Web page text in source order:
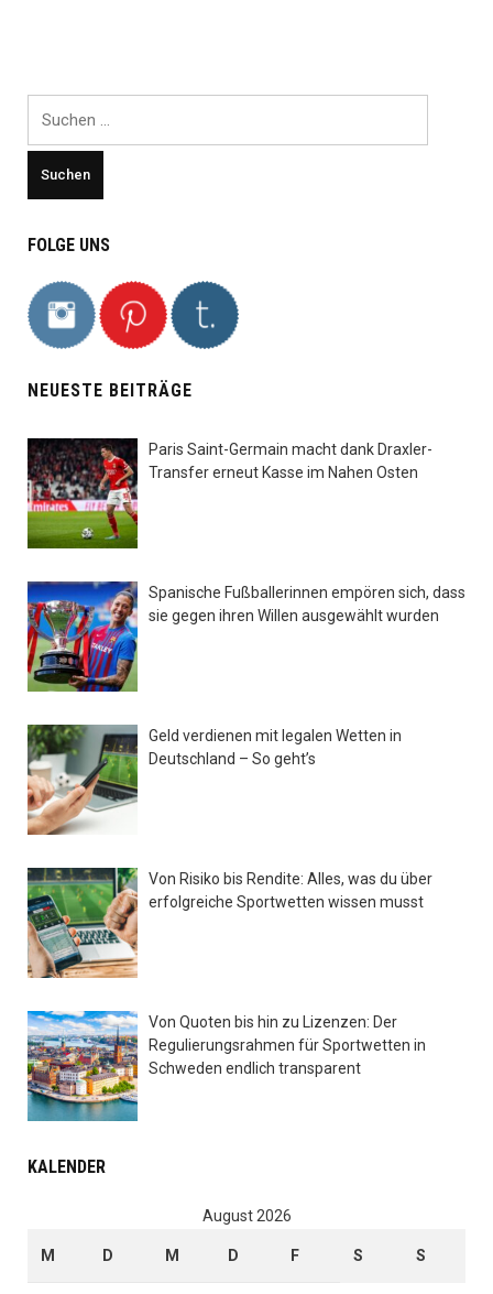
FOLGE UNS
NEUESTE BEITRÄGE
Paris Saint-Germain macht dank Draxler-
Transfer erneut Kasse im Nahen Osten
Spanische Fußballerinnen empören sich, dass
sie gegen ihren Willen ausgewählt wurden
Geld verdienen mit legalen Wetten in
Deutschland – So geht’s
Von Risiko bis Rendite: Alles, was du über
erfolgreiche Sportwetten wissen musst
Von Quoten bis hin zu Lizenzen: Der
Regulierungsrahmen für Sportwetten in
Schweden endlich transparent
KALENDER
August 2026
M D M D F S S